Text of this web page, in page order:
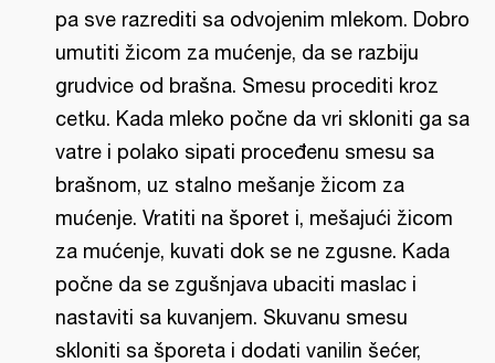
pa sve razrediti sa odvojenim mlekom. Dobro
umutiti žicom za mućenje, da se razbiju
grudvice od brašna. Smesu procediti kroz
cetku. Kada mleko počne da vri skloniti ga sa
vatre i polako sipati proceđenu smesu sa
brašnom, uz stalno mešanje žicom za
mućenje. Vratiti na šporet i, mešajući žicom
za mućenje, kuvati dok se ne zgusne. Kada
počne da se zgušnjava ubaciti maslac i
nastaviti sa kuvanjem. Skuvanu smesu
skloniti sa šporeta i dodati vanilin šećer,